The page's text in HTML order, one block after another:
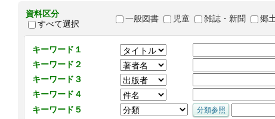
資料区分
すべて選択
一般図書 児童 雑誌・新聞 郷
キーワード１
キーワード２
キーワード３
キーワード４
キーワード５